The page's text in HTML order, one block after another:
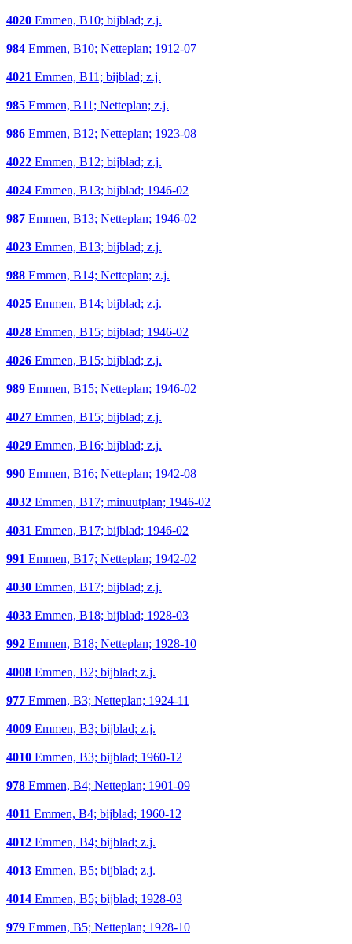
4020 Emmen, B10; bijblad; z.j.
984 Emmen, B10; Netteplan; 1912-07
4021 Emmen, B11; bijblad; z.j.
985 Emmen, B11; Netteplan; z.j.
986 Emmen, B12; Netteplan; 1923-08
4022 Emmen, B12; bijblad; z.j.
4024 Emmen, B13; bijblad; 1946-02
987 Emmen, B13; Netteplan; 1946-02
4023 Emmen, B13; bijblad; z.j.
988 Emmen, B14; Netteplan; z.j.
4025 Emmen, B14; bijblad; z.j.
4028 Emmen, B15; bijblad; 1946-02
4026 Emmen, B15; bijblad; z.j.
989 Emmen, B15; Netteplan; 1946-02
4027 Emmen, B15; bijblad; z.j.
4029 Emmen, B16; bijblad; z.j.
990 Emmen, B16; Netteplan; 1942-08
4032 Emmen, B17; minuutplan; 1946-02
4031 Emmen, B17; bijblad; 1946-02
991 Emmen, B17; Netteplan; 1942-02
4030 Emmen, B17; bijblad; z.j.
4033 Emmen, B18; bijblad; 1928-03
992 Emmen, B18; Netteplan; 1928-10
4008 Emmen, B2; bijblad; z.j.
977 Emmen, B3; Netteplan; 1924-11
4009 Emmen, B3; bijblad; z.j.
4010 Emmen, B3; bijblad; 1960-12
978 Emmen, B4; Netteplan; 1901-09
4011 Emmen, B4; bijblad; 1960-12
4012 Emmen, B4; bijblad; z.j.
4013 Emmen, B5; bijblad; z.j.
4014 Emmen, B5; bijblad; 1928-03
979 Emmen, B5; Netteplan; 1928-10